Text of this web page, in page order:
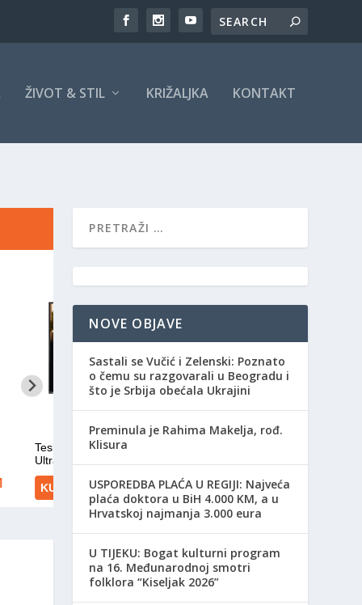
ŽIVOT & STIL KRIŽALJKA KONTAKT
NOVE OBJAVE
Sastali se Vučić i Zelenski: Poznato
o čemu su razgovarali u Beogradu i
što je Srbija obećala Ukrajini
Preminula je Rahima Makelja, rođ.
Klisura
USPOREDBA PLAĆA U REGIJI: Najveća
plaća doktora u BiH 4.000 KM, a u
Hrvatskoj najmanja 3.000 eura
​U TIJEKU: Bogat kulturni program
na 16. Međunarodnoj smotri
folklora “Kiseljak 2026”